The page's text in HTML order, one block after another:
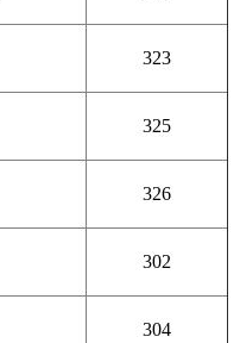
323
325
326
302
304